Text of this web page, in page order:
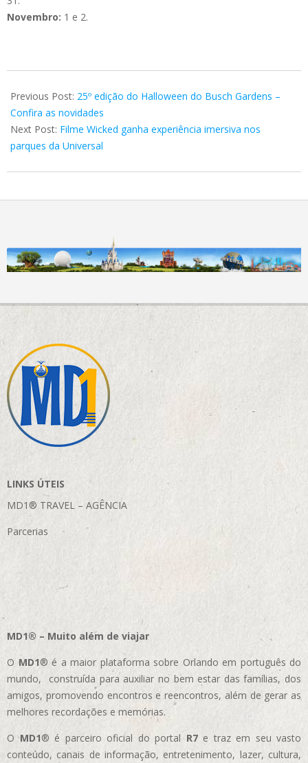
Novembro: 1 e 2.
09-
09
Previous Post: 25º edição do Halloween do Busch Gardens –
Confira as novidades
Next Post: Filme Wicked ganha experiência imersiva nos
parques da Universal
LINKS ÚTEIS
MD1® TRAVEL – AGÊNCIA
Parcerias
MD1® – Muito além de viajar
O MD1® é a maior plataforma sobre Orlando em português do
mundo, construída para auxiliar no bem estar das famílias, dos
amigos, promovendo encontros e reencontros, além de gerar as
melhores recordações e memórias.
OMD1® é parceiro oficial do portal R7e traz em seu vasto
conteúdo, canais de informação, entretenimento, lazer, cultura,